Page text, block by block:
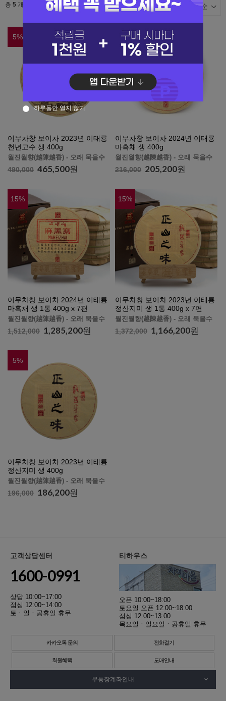
총 5 개
5%
이무차창 보이차 2023년 이태룡
천년고수 생 400g
월진월향(越陳越香) - 오래 묵을수
록 향이 깊고 맛있어집니다.
490,000 465,500원
5%
이무차창 보이차 2024년 이태룡
마흑채 생 400g
월진월향(越陳越香) - 오래 묵을수
록 향이 깊고 맛있어집니다.
216,000 205,200원
15%
이무차창 보이차 2024년 이태룡
마흑채 생 1통 400g x 7편
월진월향(越陳越香) - 오래 묵을수
록 향이 깊고 맛있어집니다.
1,512,000 1,285,200원
15%
이무차창 보이차 2023년 이태룡
정산지미 생 1통 400g x 7편
월진월향(越陳越香) - 오래 묵을수
록 향이 깊고 맛있어집니다.
1,372,000 1,166,200원
5%
이무차창 보이차 2023년 이태룡
정산지미 생 400g
월진월향(越陳越香) - 오래 묵을수
록 향이 깊고 맛있어집니다.
196,000 186,200원
고객상담센터
1600-0991
상담 10:00~17:00
점심 12:00~14:00
토ㆍ일ㆍ공휴일 휴무
티하우스
오픈 10:00~18:00
토요일 오픈 12:00~18:00
점심 12:00~13:00
목요일ㆍ일요일ㆍ공휴일 휴무
카카오톡 문의 전화걸기
회원혜택 도매안내
무통장계좌안내
하루동안 열지 않기